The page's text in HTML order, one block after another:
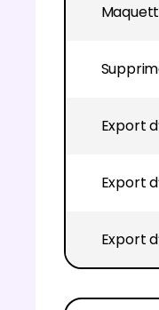
Export
Export
Export